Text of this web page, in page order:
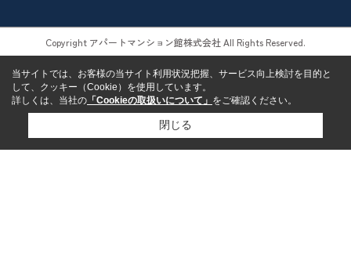
Copyright アパートマンション館株式会社 All Rights Reserved.
当サイトでは、お客様の当サイト利用状況把握、サービス向上検討を目的と
して、クッキー（Cookie）を使用しています。
詳しくは、当社の 「Cookieの取扱いについて」 をご確認ください。
閉じる